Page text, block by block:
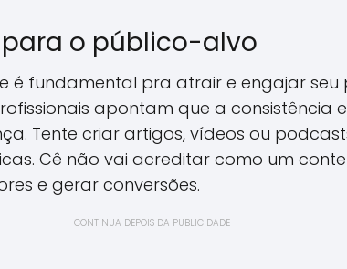
o público-alvo
é fundamental pra atrair e engajar seu
apontam que a consistência
Tente criar artigos, vídeos ou
Cê não vai acreditar como um
e gerar conversões.
CONTINUA DEPOIS DA PUBLICIDADE